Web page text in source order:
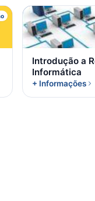
Introdução a
Informática
+ Informações